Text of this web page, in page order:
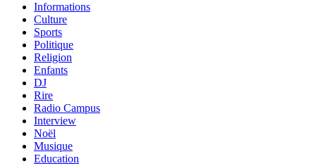
Informations
Culture
Sports
Politique
Religion
Enfants
DJ
Rire
Radio Campus
Interview
Noël
Musique
Education